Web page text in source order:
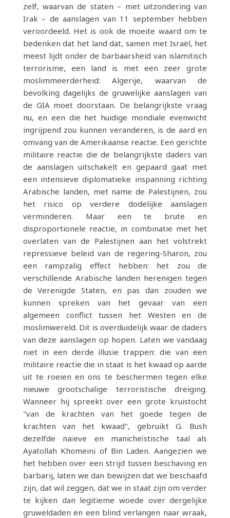
zelf, waarvan de staten – met uitzondering van
Irak – de aanslagen van 11 september hebben
veroordeeld. Het is ook de moeite waard om te
bedenken dat het land dat, samen met Israël, het
meest lijdt onder de barbaarsheid van islamitisch
terrorisme, een land is met een zeer grote
moslimmeerderheid: Algerije, waarvan de
bevolking dagelijks de gruwelijke aanslagen van
de GIA moet doorstaan. De belangrijkste vraag
nu, en een die het huidige mondiale evenwicht
ingrijpend zou kunnen veranderen, is de aard en
omvang van de Amerikaanse reactie. Een gerichte
militaire reactie die de belangrijkste daders van
de aanslagen uitschakelt en gepaard gaat met
een intensieve diplomatieke inspanning richting
Arabische landen, met name de Palestijnen, zou
het risico op verdere dodelijke aanslagen
verminderen. Maar een te brute en
disproportionele reactie, in combinatie met het
overlaten van de Palestijnen aan het volstrekt
repressieve beleid van de regering-Sharon, zou
een rampzalig effect hebben: het zou de
verschillende Arabische landen herenigen tegen
de Verenigde Staten, en pas dan zouden we
kunnen spreken van het gevaar van een
algemeen conflict tussen het Westen en de
moslimwereld. Dit is overduidelijk waar de daders
van deze aanslagen op hopen. Laten we vandaag
niet in een derde illusie trappen: die van een
militaire reactie die in staat is het kwaad op aarde
uit te roeien en ons te beschermen tegen elke
nieuwe grootschalige terroristische dreiging.
Wanneer hij spreekt over een grote kruistocht
"van de krachten van het goede tegen de
krachten van het kwaad", gebruikt G. Bush
dezelfde naïeve en manicheïstische taal als
Ayatollah Khomeini of Bin Laden. Aangezien we
het hebben over een strijd tussen beschaving en
barbarij, laten we dan bewijzen dat we beschaafd
zijn, dat wil zeggen, dat we in staat zijn om verder
te kijken dan legitieme woede over dergelijke
gruweldaden en een blind verlangen naar wraak,